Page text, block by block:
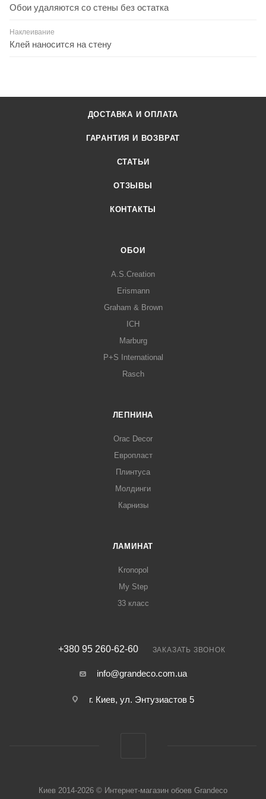
Обои удаляются со стены без остатка
Наклеивание
Клей наносится на стену
ДОСТАВКА И ОПЛАТА
ГАРАНТИЯ И ВОЗВРАТ
СТАТЬИ
ОТЗЫВЫ
КОНТАКТЫ
ОБОИ
A.S.Creation
Erismann
Graham & Brown
ICH
Marburg
P+S International
Rasch
ЛЕПНИНА
Orac Decor
Европласт
Плинтуса
Молдинги
Карнизы
ЛАМИНАТ
Kronopol
My Step
33 класс
+380 95 260-62-60 ЗАКАЗАТЬ ЗВОНОК
info@grandeco.com.ua
г. Киев, ул. Энтузиастов 5
Киев 2014-2026 © Интернет-магазин обоев Grandeco